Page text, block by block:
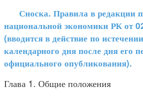
Сноска. Правила в редакции
национальной экономики РК от
(вводится в действие по
календарного дня после дня его
официального опубликования).
Глава 1. Общие положения